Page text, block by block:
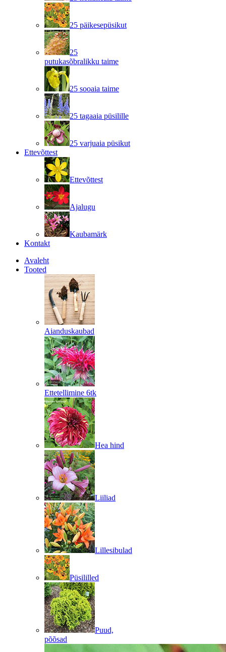
25 päikesepüsikut
25
putukasõbralikku taime
25 sooaia taime
25 tagaaia püsilille
25 varjuaia püsikut
Ettevõttest
Ettevõttest
Ajalugu
Kaubamärk
Kontakt
Avaleht
Tooted
Aianduskaubad
Ettetellimine 6tk
Hea hind
Liiliad
Lillesibulad
Püsililled
Puud,
põõsad